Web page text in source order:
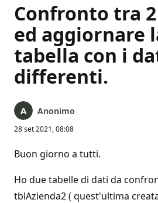
Confronto tra
ed aggiornare
tabella con i
differenti.
Anonimo
28 set 2021, 08:08
Buon giorno a tutti.
Ho due tabelle di dati da
tblAzienda2 ( quest'ultima